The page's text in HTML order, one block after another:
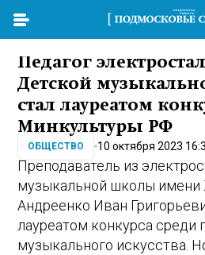
Педагог
Детской
стал лауреатом
Минкультуры РФ
ОБЩЕСТВО 10 октября 2023
Преподаватель из
музыкальной школы
Андреенко Иван
лауреатом конкурса среди
музыкального искусства.